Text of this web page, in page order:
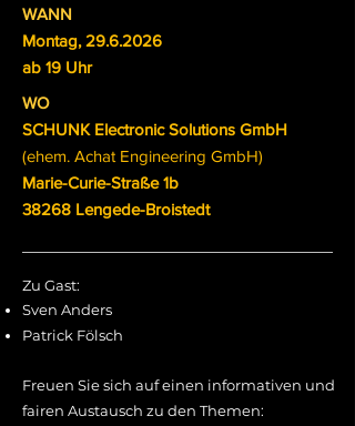
WANN
Montag, 29.6.2026
ab 19 Uhr
WO
SCHUNK Electronic Solutions GmbH
(ehem. Achat Engineering GmbH)
Marie-Curie-Straße 1b
38268 Lengede-Broistedt
Zu Gast:
Sven Anders
Patrick Fölsch
Freuen Sie sich auf einen informativen und
fairen Austausch zu den Themen: